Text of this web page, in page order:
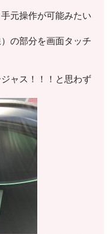
元操作が可能みたい
の部分を画面タッチ
ャス！！！と思わず